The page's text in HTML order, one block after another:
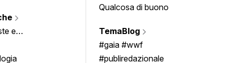
e
Qualcosa di buono
TemaBlog
#gaia #wwf
#publiredazionale